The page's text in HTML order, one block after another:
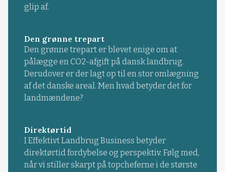
glip af.
Den grønne trepart
Den grønne trepart er blevet enige om at
pålægge en CO2-afgift på dansk landbrug.
Derudover er der lagt op til en stor omlægning
af det danske areal. Men hvad betyder det for
landmændene?
Direktørtid
I Effektivt Landbrug Business betyder
direktørtid fordybelse og perspektiv. Følg med,
når vi stiller skarpt på topcheferne i de største